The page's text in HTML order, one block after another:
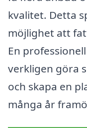
kvalitet. Detta
möjlighet att
En
verkligen göra
och skapa en
många år